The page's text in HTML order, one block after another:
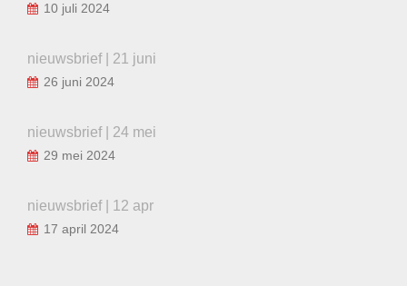
10 juli 2024
nieuwsbrief | 21 juni
26 juni 2024
nieuwsbrief | 24 mei
29 mei 2024
nieuwsbrief | 12 apr
17 april 2024